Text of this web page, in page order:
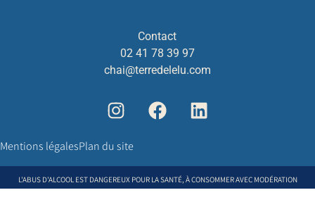
Contact
02 41 78 39 97
chai@terredelelu.com
Mentions légalesPlan du site
L'ABUS D'ALCOOL EST DANGEREUX POUR LA SANTÉ, À CONSOMMER AVEC MODÉRATION